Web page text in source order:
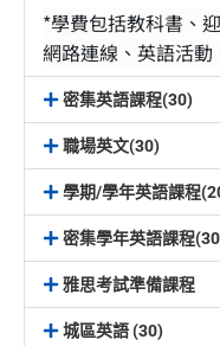
*學費包括教科書、
網路連線、英語活動
密集英語課程(30)
職場英文(30)
學期/學年英語課程
密集學年英語課程
雅思考試準備課程
城區英語 (30)